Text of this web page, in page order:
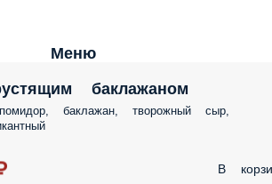
Меню
баклажаном
баклажан, творожный сыр,
В